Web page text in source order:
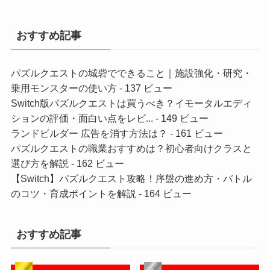
おすすめ記事
パズルクエストの城砦でできること｜施設強化・研究・
乗用モンスターの使い方- 137 ビュー
Switch版パズルクエストは買うべき？イモータルエディ
ションの評価・面白い点をレビ... - 149 ビュー
ランドビルダー 広告を消す方法は？ - 161 ビュー
パズルクエストの職業おすすめは？初心者向けクラスと
選び方を解説 - 162 ビュー
【Switch】パズルクエスト攻略！序盤の進め方・バトル
のコツ・育成ポイントを解説 - 164 ビュー
おすすめ記事